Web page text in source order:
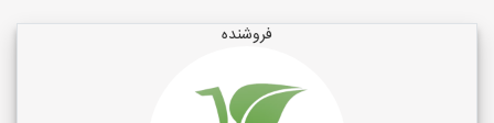
فروشنده